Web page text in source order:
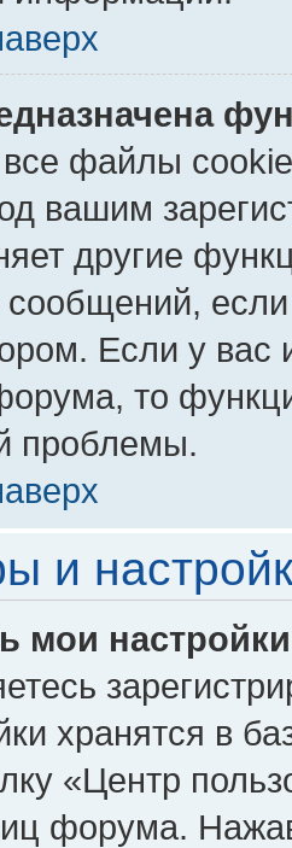
файлы
вашим
другие
сообщений,
Если у
то
проблемы.
и
мои
хранятся в
«Центр
форума.